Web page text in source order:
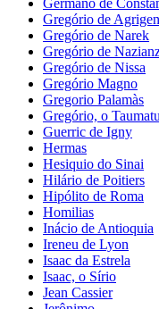
Germano de
Gregório de
Gregório de Narek
Gregório de
Gregório de Nissa
Gregório Magno
Gregorio Palamàs
Gregório, o
Guerric de Igny
Hermas
Hesiquio do Sinai
Hilário de Poitiers
Hipólito de Roma
Homilias
Inácio de Antioquia
Ireneu de Lyon
Isaac da Estrela
Isaac, o Sírio
Jean Cassier